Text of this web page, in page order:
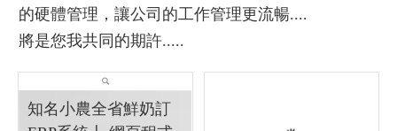
各種令您暈頭的作業，都有可能被簡化，結合週邊
將是您我共同的期許.....